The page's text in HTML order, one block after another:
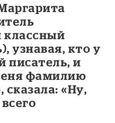
классный
узнавая, кто у
писатель, и
фамилию
сказала: «Ну,